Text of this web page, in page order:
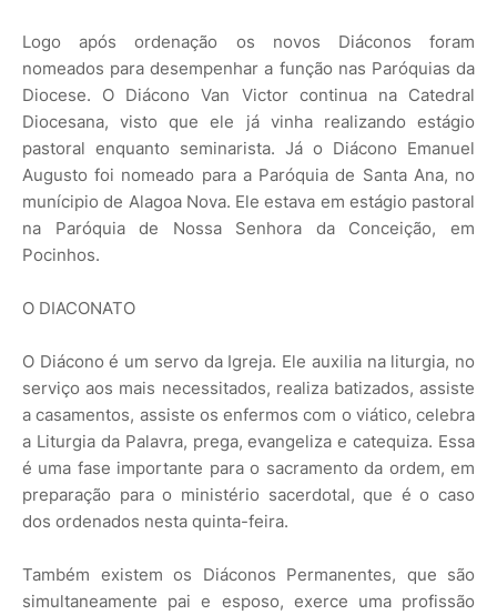
Logo após ordenação os novos Diáconos foram
nomeados para desempenhar a função nas Paróquias da
Diocese. O Diácono Van Victor continua na Catedral
Diocesana, visto que ele já vinha realizando estágio
pastoral enquanto seminarista. Já o Diácono Emanuel
Augusto foi nomeado para a Paróquia de Santa Ana, no
munícipio de Alagoa Nova. Ele estava em estágio pastoral
na Paróquia de Nossa Senhora da Conceição, em
Pocinhos.
O DIACONATO
O Diácono é um servo da Igreja. Ele auxilia na liturgia, no
serviço aos mais necessitados, realiza batizados, assiste
a casamentos, assiste os enfermos com o viático, celebra
a Liturgia da Palavra, prega, evangeliza e catequiza. Essa
é uma fase importante para o sacramento da ordem, em
preparação para o ministério sacerdotal, que é o caso
dos ordenados nesta quinta-feira.
Também existem os Diáconos Permanentes, que são
simultaneamente pai e esposo, exerce uma profissão